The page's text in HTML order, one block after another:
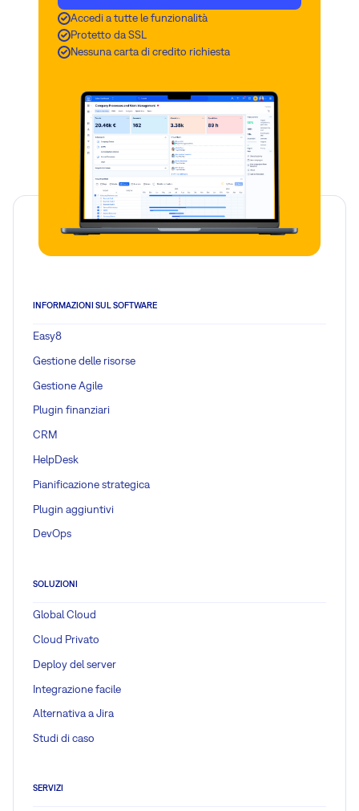
Accedi a tutte le funzionalità
Protetto da SSL
Nessuna carta di credito richiesta
INFORMAZIONI SUL SOFTWARE
Easy8
Gestione delle risorse
Gestione Agile
Plugin finanziari
CRM
HelpDesk
Pianificazione strategica
Plugin aggiuntivi
DevOps
SOLUZIONI
Global Cloud
Cloud Privato
Deploy del server
Integrazione facile
Alternativa a Jira
Studi di caso
SERVIZI